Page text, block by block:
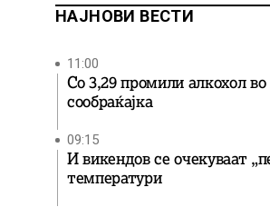
НАЈНОВИ ВЕСТИ
11:00
Со 3,29 промили алкохол
сообраќајка
09:15
И викендов се очекуваат
температури